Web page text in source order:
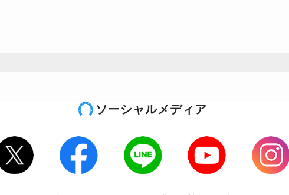
ソーシャルメディア
Twitter Facebook LINE Youtube
Instagram